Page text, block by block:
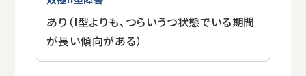
あり（I型よりも、つらいうつ状態でいる期間
が長い傾向がある）